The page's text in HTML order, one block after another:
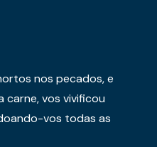
nos pecados, e
carne, vos vivificou
vos todas as